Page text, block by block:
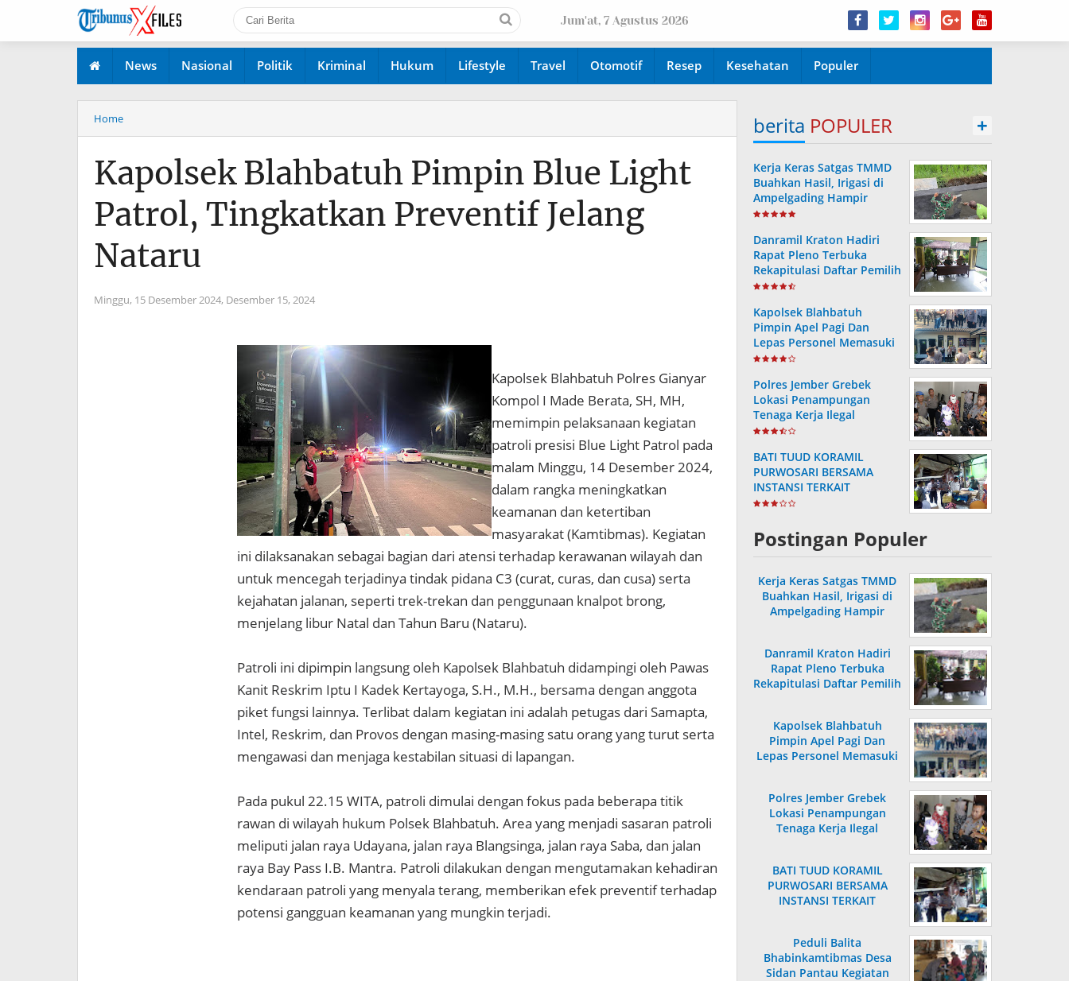
Jum'at, 7 Agustus 2026
News Nasional Politik Kriminal Hukum Lifestyle Travel Otomotif Resep Kesehatan Populer
Home
Kapolsek Blahbatuh Pimpin Blue Light
Patrol, Tingkatkan Preventif Jelang
Nataru
Minggu, 15 Desember 2024, Desember 15, 2024
Kapolsek Blahbatuh Polres Gianyar
Kompol I Made Berata, SH, MH,
memimpin pelaksanaan kegiatan
patroli presisi Blue Light Patrol pada
malam Minggu, 14 Desember 2024,
dalam rangka meningkatkan
keamanan dan ketertiban
masyarakat (Kamtibmas). Kegiatan
ini dilaksanakan sebagai bagian dari atensi terhadap kerawanan wilayah dan
untuk mencegah terjadinya tindak pidana C3 (curat, curas, dan cusa) serta
kejahatan jalanan, seperti trek-trekan dan penggunaan knalpot brong,
menjelang libur Natal dan Tahun Baru (Nataru).
Patroli ini dipimpin langsung oleh Kapolsek Blahbatuh didampingi oleh Pawas
Kanit Reskrim Iptu I Kadek Kertayoga, S.H., M.H., bersama dengan anggota
piket fungsi lainnya. Terlibat dalam kegiatan ini adalah petugas dari Samapta,
Intel, Reskrim, dan Provos dengan masing-masing satu orang yang turut serta
mengawasi dan menjaga kestabilan situasi di lapangan.
Pada pukul 22.15 WITA, patroli dimulai dengan fokus pada beberapa titik
rawan di wilayah hukum Polsek Blahbatuh. Area yang menjadi sasaran patroli
meliputi jalan raya Udayana, jalan raya Blangsinga, jalan raya Saba, dan jalan
raya Bay Pass I.B. Mantra. Patroli dilakukan dengan mengutamakan kehadiran
kendaraan patroli yang menyala terang, memberikan efek preventif terhadap
potensi gangguan keamanan yang mungkin terjadi.
berita POPULER +
Kerja Keras Satgas TMMD
Buahkan Hasil, Irigasi di
Ampelgading Hampir
Rampung
Danramil Kraton Hadiri
Rapat Pleno Terbuka
Rekapitulasi Daftar Pemilih
Hasil Pemutakhiran
Kapolsek Blahbatuh
Pimpin Apel Pagi Dan
Lepas Personel Memasuki
Masa Purnabakti
Polres Jember Grebek
Lokasi Penampungan
Tenaga Kerja Ilegal
BATI TUUD KORAMIL
PURWOSARI BERSAMA
INSTANSI TERKAIT
LAKSANAKAN
SEMBAKO
Postingan Populer
Kerja Keras Satgas TMMD
Buahkan Hasil, Irigasi di
Ampelgading Hampir
Danramil Kraton Hadiri
Rapat Pleno Terbuka
Rekapitulasi Daftar Pemilih
Kapolsek Blahbatuh
Pimpin Apel Pagi Dan
Lepas Personel Memasuki
Polres Jember Grebek
Lokasi Penampungan
Tenaga Kerja Ilegal
BATI TUUD KORAMIL
PURWOSARI BERSAMA
INSTANSI TERKAIT
SEMBAKO
Peduli Balita
Bhabinkamtibmas Desa
Sidan Pantau Kegiatan